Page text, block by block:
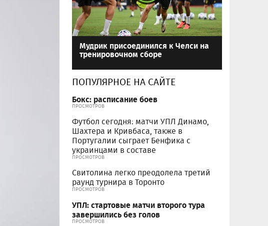
Мудрик присоединился к Челси на
тренировочном сборе
ПОПУЛЯРНОЕ НА САЙТЕ
Бокс: расписание боев
ПРОСМОТРОВ
Футбол сегодня: матчи УПЛ Динамо,
Шахтера и Кривбаса, также в
Португалии сыграет Бенфика с
украинцами в составе
ПРОСМОТРОВ
Свитолина легко преодолела третий
раунд турнира в Торонто
ПРОСМОТРОВ
УПЛ: стартовые матчи второго тура
завершились без голов
ПРОСМОТРОВ